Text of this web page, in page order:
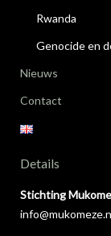
Rwanda
Genocide en
Nieuws
Contact
Details
Stichting